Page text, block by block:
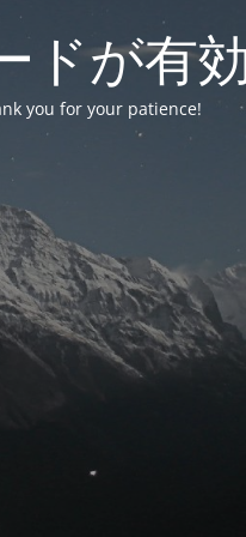
ドが有
you for your patience!